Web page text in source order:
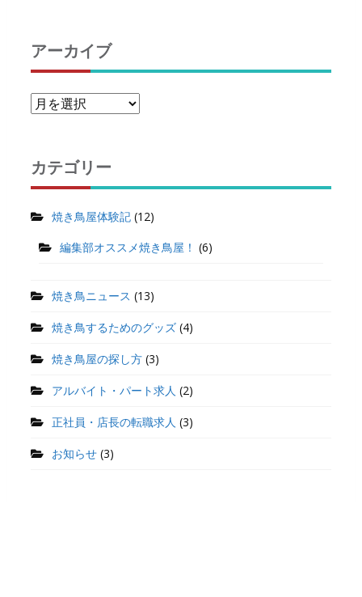
アーカイブ
カテゴリー
焼き鳥屋体験記 (12)
編集部オススメ焼き鳥屋！ (6)
焼き鳥ニュース (13)
焼き鳥するためのグッズ (4)
焼き鳥屋の探し方 (3)
アルバイト・パート求人 (2)
正社員・店長の転職求人 (3)
お知らせ (3)